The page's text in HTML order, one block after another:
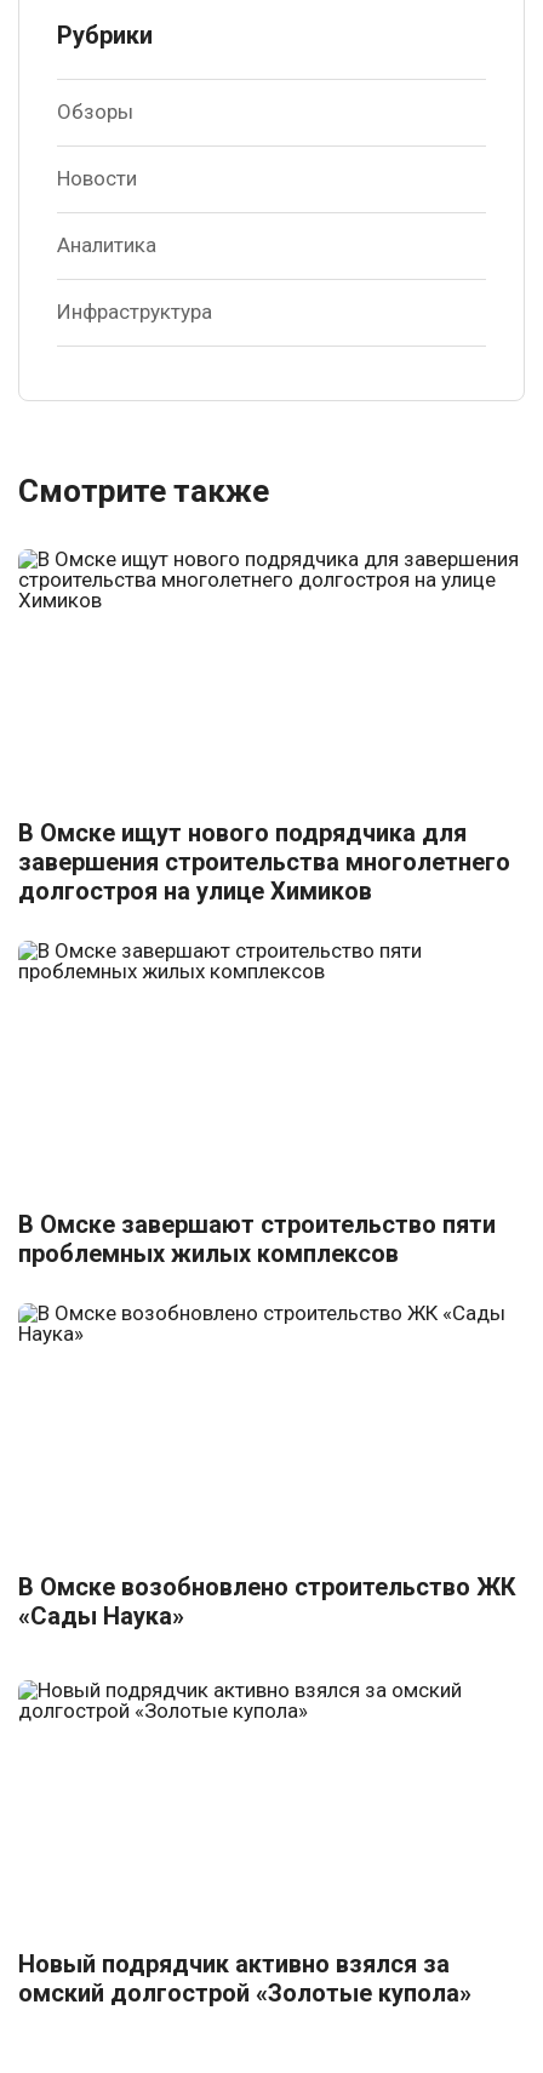
Рубрики
Обзоры
Новости
Аналитика
Инфраструктура
Смотрите также
В Омске ищут нового подрядчика для
завершения строительства многолетнего
долгостроя на улице Химиков
В Омске завершают строительство пяти
проблемных жилых комплексов
В Омске возобновлено строительство ЖК
«Сады Наука»
Новый подрядчик активно взялся за
омский долгострой «Золотые купола»